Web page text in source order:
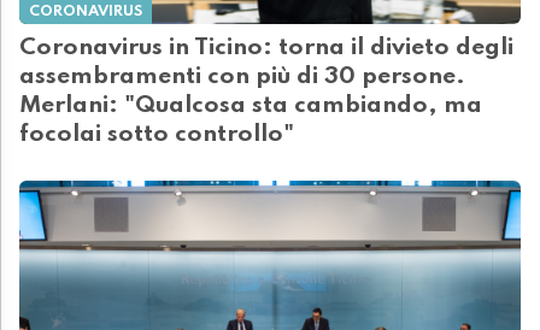
CORONAVIRUS
Coronavirus in Ticino: torna il divieto degli
assembramenti con più di 30 persone.
Merlani: "Qualcosa sta cambiando, ma
focolai sotto controllo"